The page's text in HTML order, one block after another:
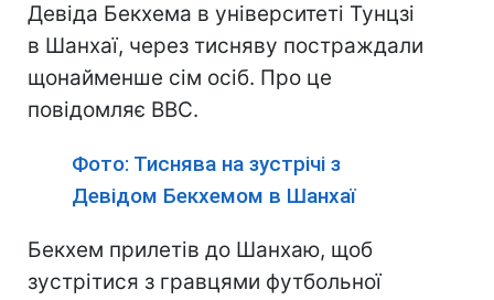
Девіда Бекхема в університеті Тунцзі
в Шанхаї, через тисняву постраждали
щонайменше сім осіб. Про це
повідомляє ВВС.
Фото: Тиснява на зустрічі з
Девідом Бекхемом в Шанхаї
Бекхем прилетів до Шанхаю, щоб
зустрітися з гравцями футбольної